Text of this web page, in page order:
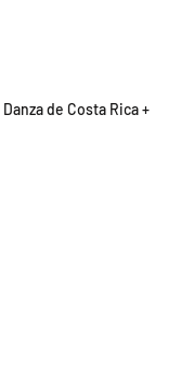
de Costa Rica +